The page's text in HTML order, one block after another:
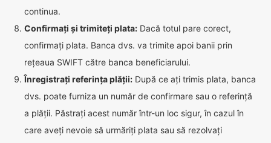
continua.
Confirmați și trimiteți plata: Dacă totul pare corect,
confirmați plata. Banca dvs. va trimite apoi banii prin
rețeaua SWIFT către banca beneficiarului.
Înregistrați referința plății: După ce ați trimis plata, banca
dvs. poate furniza un număr de confirmare sau o referință
a plății. Păstrați acest număr într-un loc sigur, în cazul în
care aveți nevoie să urmăriți plata sau să rezolvați